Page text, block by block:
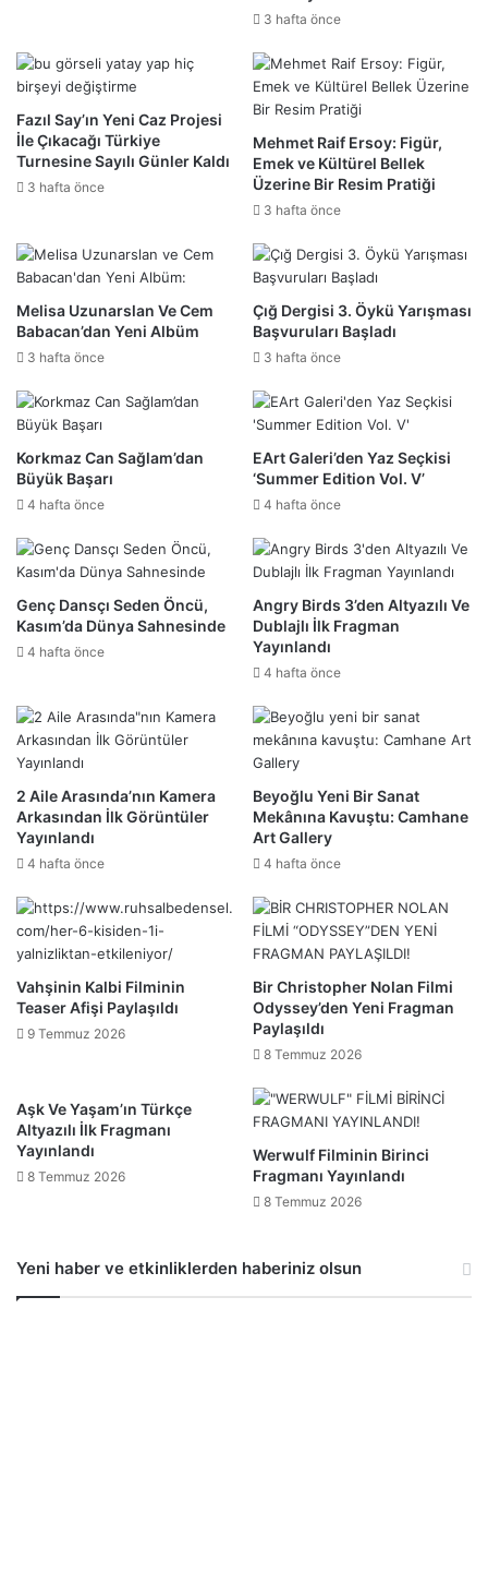
3 hafta önce
Fazıl Say’ın Yeni Caz Projesi
İle Çıkacağı Türkiye
Turnesine Sayılı Günler Kaldı
3 hafta önce
Mehmet Raif Ersoy: Figür,
Emek ve Kültürel Bellek
Üzerine Bir Resim Pratiği
3 hafta önce
Melisa Uzunarslan Ve Cem
Babacan’dan Yeni Albüm
3 hafta önce
Çığ Dergisi 3. Öykü Yarışması
Başvuruları Başladı
3 hafta önce
Korkmaz Can Sağlam’dan
Büyük Başarı
4 hafta önce
EArt Galeri’den Yaz Seçkisi
‘Summer Edition Vol. V’
4 hafta önce
Genç Dansçı Seden Öncü,
Kasım’da Dünya Sahnesinde
4 hafta önce
Angry Birds 3’den Altyazılı Ve
Dublajlı İlk Fragman
Yayınlandı
4 hafta önce
2 Aile Arasında’nın Kamera
Arkasından İlk Görüntüler
Yayınlandı
4 hafta önce
Beyoğlu Yeni Bir Sanat
Mekânına Kavuştu: Camhane
Art Gallery
4 hafta önce
Vahşinin Kalbi Filminin
Teaser Afişi Paylaşıldı
9 Temmuz 2026
Bir Christopher Nolan Filmi
Odyssey’den Yeni Fragman
Paylaşıldı
8 Temmuz 2026
Aşk Ve Yaşam’ın Türkçe
Altyazılı İlk Fragmanı
Yayınlandı
8 Temmuz 2026
Werwulf Filminin Birinci
Fragmanı Yayınlandı
8 Temmuz 2026
Yeni haber ve etkinliklerden haberiniz olsun